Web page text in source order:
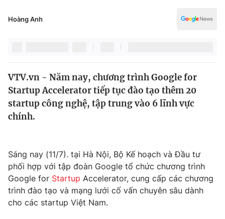
Thế giới
Tin tức
Câu chuyện quốc tế
Tài chính
Thị trường
Góc doanh nghiệp
Dữ liệu và đời sống
Truyền hình
Phim VTV
Y tế
Hoàng Anh
VTV.vn - Năm nay, chương trình Google for
Startup Accelerator tiếp tục đào tạo thêm 20
startup công nghệ, tập trung vào 6 lĩnh vực
chính.
Sáng nay (11/7). tại Hà Nội, Bộ Kế hoạch và Đầu tư
phối hợp với tập đoàn Google tổ chức chương trình
Google for Startup Accelerator, cung cấp các chương
trình đào tạo và mạng lưới cố vấn chuyên sâu dành
cho các startup Việt Nam.